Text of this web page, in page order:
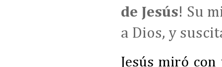
de Jesús! Su
a Dios, y
Jesús miró